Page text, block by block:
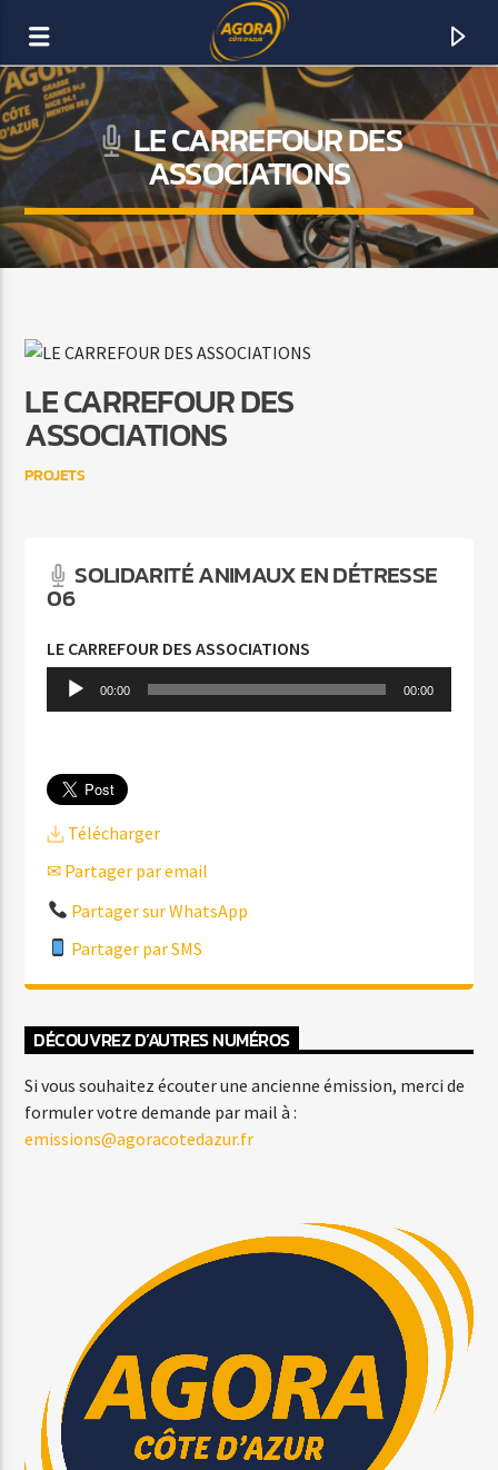
AGORA CÔTE D’AZUR
DAB+
Agora Menton/Monaco
LE CARREFOUR DES
ASSOCIATIONS
LE CARREFOUR DES
ASSOCIATIONS
PROJETS
SOLIDARITÉ ANIMAUX EN DÉTRESSE
06
LE CARREFOUR DES ASSOCIATIONS
Lecteur 00:00 00:00
Télécharger
✉ Partager par email
Partager sur WhatsApp
Partager par SMS
DÉCOUVREZ D’AUTRES NUMÉROS
Si vous souhaitez écouter une ancienne émission, merci de
formuler votre demande par mail à :
emissions@agoracotedazur.fr